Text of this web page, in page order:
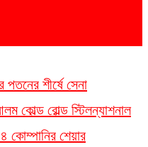
শীর্ষে সেনা
কোল্ড রোল্ড স্টিলন্যাশনাল
কোম্পানির শেয়ার